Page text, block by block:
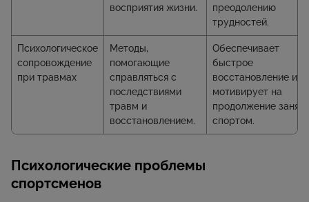
восприятия жизни.
преодолению
трудностей.
Психологическое
сопровождение
при травмах
Методы,
помогающие
справляться с
последствиями
травм и
восстановлением.
Обеспечивает
быстрое
восстановление и
мотивирует на
продолжение
спортом.
Психологические проблемы
спортсменов